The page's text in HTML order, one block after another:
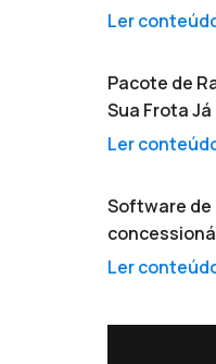
Ler
Pacote de
Sua Frota Já
Ler
Software
Ler